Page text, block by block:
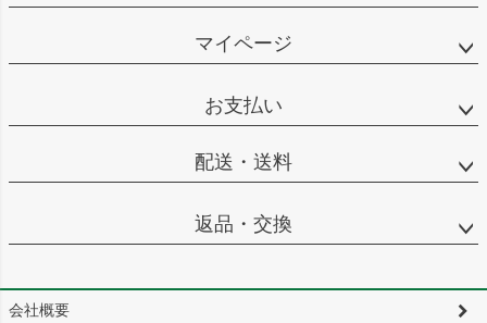
マイページ
お支払い
配送・送料
返品・交換
会社概要